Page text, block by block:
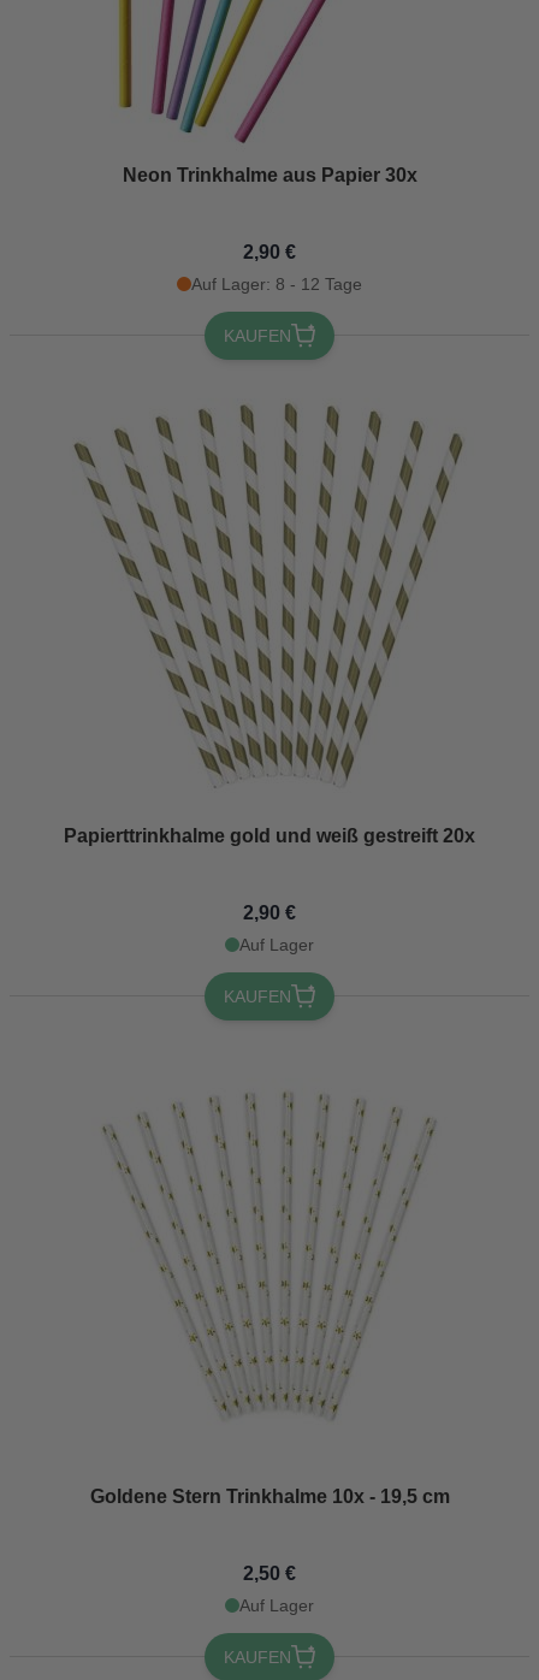
Neon Trinkhalme aus Papier 30x
2,90 €
Auf Lager: 8 - 12 Tage
KAUFEN
Papierttrinkhalme gold und weiß gestreift 20x
2,90 €
Auf Lager
KAUFEN
Goldene Stern Trinkhalme 10x - 19,5 cm
2,50 €
Auf Lager
KAUFEN